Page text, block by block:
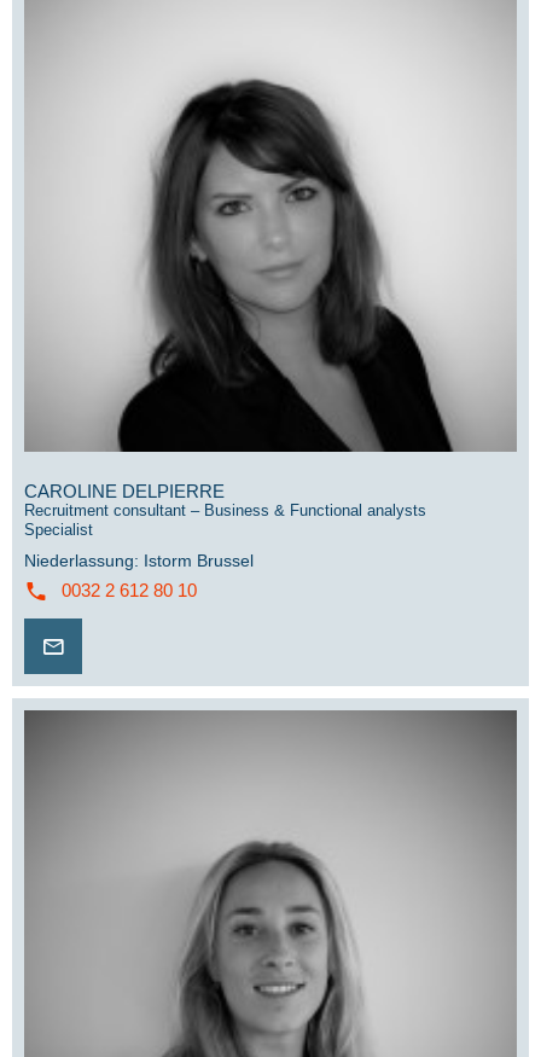
CAROLINE DELPIERRE
Recruitment consultant – Business & Functional analysts
Specialist
Niederlassung: Istorm Brussel
0032 2 612 80 10